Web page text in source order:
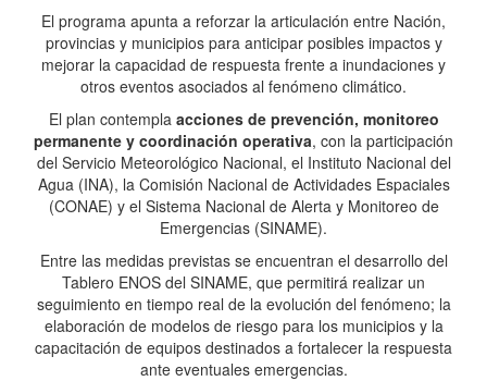
El programa apunta a reforzar la articulación entre Nación,
provincias y municipios para anticipar posibles impactos y
mejorar la capacidad de respuesta frente a inundaciones y
otros eventos asociados al fenómeno climático.
El plan contempla acciones de prevención, monitoreo
permanente y coordinación operativa, con la participación
del Servicio Meteorológico Nacional, el Instituto Nacional del
Agua (INA), la Comisión Nacional de Actividades Espaciales
(CONAE) y el Sistema Nacional de Alerta y Monitoreo de
Emergencias (SINAME).
Entre las medidas previstas se encuentran el desarrollo del
Tablero ENOS del SINAME, que permitirá realizar un
seguimiento en tiempo real de la evolución del fenómeno; la
elaboración de modelos de riesgo para los municipios y la
capacitación de equipos destinados a fortalecer la respuesta
ante eventuales emergencias.